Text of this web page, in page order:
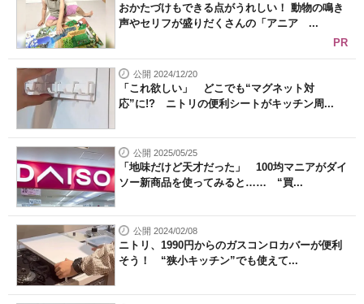
おかたづけもできる点がうれしい！ 動物の鳴き
声やセリフが盛りだくさんの「アニア ...
PR
公開 2024/12/20
「これ欲しい」 どこでも“マグネット対
応”に!? ニトリの便利シートがキッチン周...
公開 2025/05/25
「地味だけど天才だった」 100均マニアがダイ
ソー新商品を使ってみると…… “買...
公開 2024/02/08
ニトリ、1990円からのガスコンロカバーが便利
そう！ “狭小キッチン”でも使えて...